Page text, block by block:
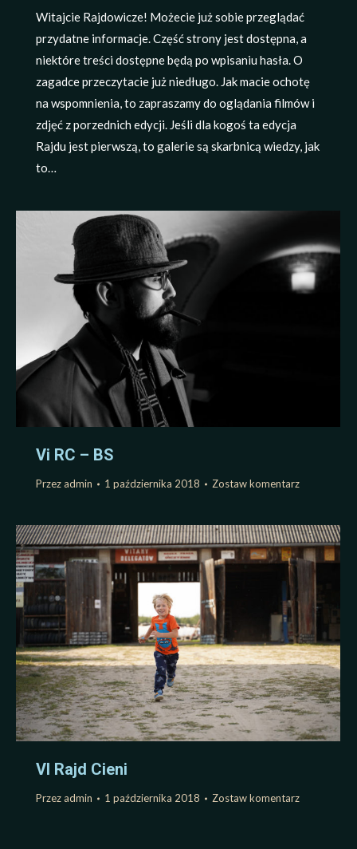
Witajcie Rajdowicze! Możecie już sobie przeglądać
przydatne informacje. Część strony jest dostępna, a
niektóre treści dostępne będą po wpisaniu hasła. O
zagadce przeczytacie już niedługo. Jak macie ochotę
na wspomnienia, to zapraszamy do oglądania filmów i
zdjęć z porzednich edycji. Jeśli dla kogoś ta edycja
Rajdu jest pierwszą, to galerie są skarbnicą wiedzy, jak
to…
Vi RC – BS
Przezadmin 1 października 2018 Zostaw komentarz
VI Rajd Cieni
Przezadmin 1 października 2018 Zostaw komentarz